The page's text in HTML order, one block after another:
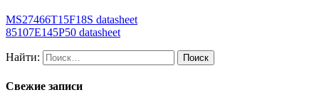
MS27466T15F18S datasheet
85107E145P50 datasheet
Найти:
Свежие записи